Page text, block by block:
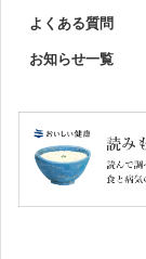
よくある質問
お知らせ一覧